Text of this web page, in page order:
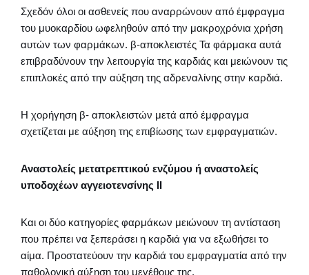
Σχεδόν όλοι οι ασθενείς που αναρρώνουν από έμφραγμα
του μυοκαρδίου ωφεληθούν από την μακροχρόνια χρήση
αυτών των φαρμάκων. β-αποκλειστές Τα φάρμακα αυτά
επιβραδύνουν την λειτουργία της καρδιάς και μειώνουν τις
επιπλοκές από την αύξηση της αδρεναλίνης στην καρδιά.
Η χορήγηση β- αποκλειστών μετά από έμφραγμα
σχετίζεται με αύξηση της επιβίωσης των εμφραγματιών.
Αναστολείς μετατρεπτικού ενζύμου ή αναστολείς
υποδοχέων αγγειοτενσίνης ΙΙ
Και οι δύο κατηγορίες φαρμάκων μειώνουν τη αντίσταση
που πρέπει να ξεπεράσει η καρδιά για να εξωθήσει το
αίμα. Προστατεύουν την καρδιά του εμφραγματία από την
παθολογική αύξηση του μεγέθους της.